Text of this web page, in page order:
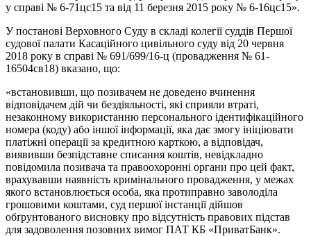
у справі № 6-71цс15 та від 11 березня 2015 року № 6-16цс15».
У постанові Верховного Суду в складі колегії суддів Першої
судової палати Касаційного цивільного суду від 20 червня
2018 року в справі № 691/699/16-ц (провадження № 61-
16504св18) вказано, що:
«встановивши, що позивачем не доведено вчинення
відповідачем дій чи бездіяльності, які сприяли втраті,
незаконному використанню персонального ідентифікаційного
номера (коду) або іншої інформації, яка дає змогу ініціювати
платіжні операції за кредитною карткою, а відповідач,
виявивши безпідставне списання коштів, невідкладно
повідомила позивача та правоохоронні органи про цей факт,
врахувавши наявність кримінального провадження, у межах
якого встановлюється особа, яка протиправно заволоділа
грошовими коштами, суд першої інстанції дійшов
обґрунтованого висновку про відсутність правових підстав
для задоволення позовних вимог ПАТ КБ «ПриватБанк».